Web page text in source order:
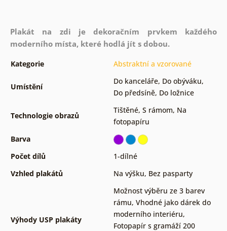
Plakát na zdi je dekoračním prvkem každého
moderního místa, které hodlá jít s dobou.
Kategorie Abstraktní a vzorované
Umístění
Do kanceláře, Do obýváku,
Do předsíně, Do ložnice
Technologie obrazů
Tištěné, S rámom, Na
fotopapíru
Barva
Počet dílů
1-dílné
Vzhled plakátů
Na výšku, Bez pasparty
Výhody USP plakáty
Možnost výběru ze 3 barev
rámu, Vhodné jako dárek do
moderního interiéru,
Fotopapír s gramáží 200